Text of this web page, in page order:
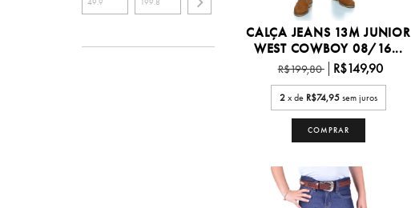
CALÇA JEANS 13M JUNIOR
WEST COWBOY 08/16...
R$199,80 R$149,90
2 x de R$74,95 sem juros
COMPRAR